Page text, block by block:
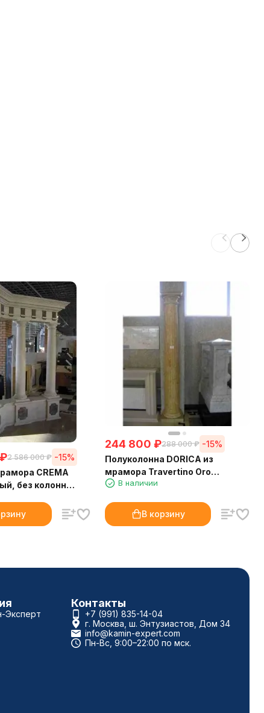
₽2 586 000 ₽ -15%
CREMA
без колонн
244 800 ₽288 000 ₽ -15%
Полуколонна DORICA из
мрамора Travertino Oro
(Crumar)
В наличии
В корзину
Эксперт
Контакты
+7 (991) 835-14-04
г. Москва, ш. Энтузиастов, Дом 34
info@kamin-expert.com
Пн-Вс, 9:00–22:00 по мск.